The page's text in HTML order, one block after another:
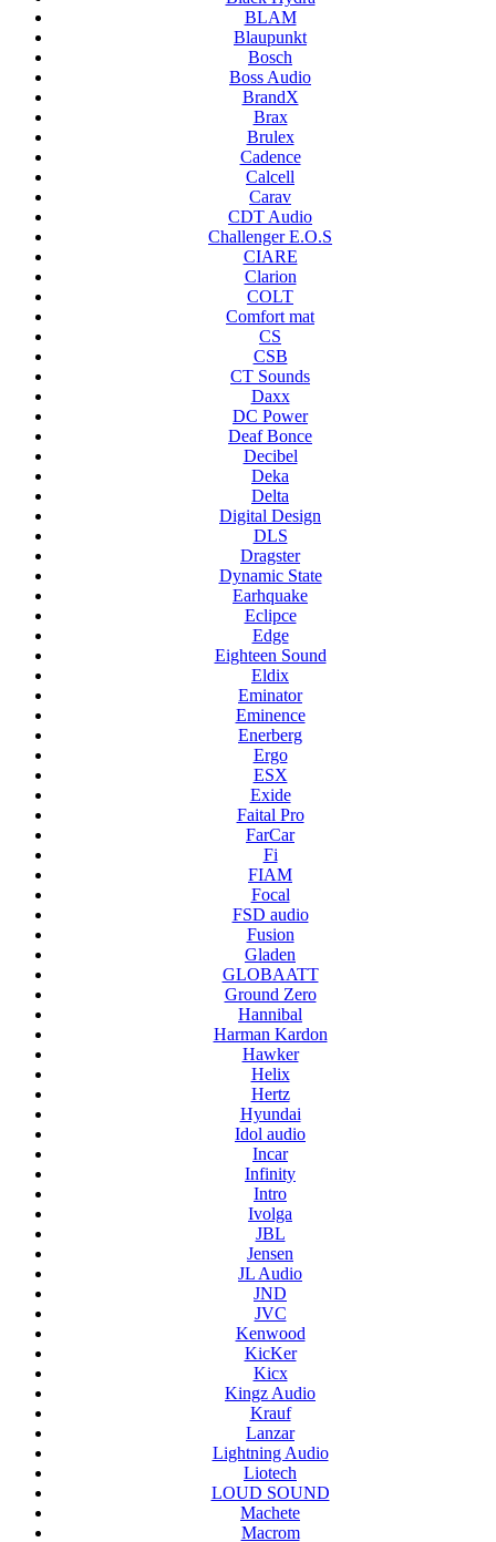
BLAM
Blaupunkt
Bosch
Boss Audio
BrandX
Brax
Brulex
Cadence
Calcell
Carav
CDT Audio
Challenger E.O.S
CIARE
Clarion
COLT
Comfort mat
CS
CSB
CT Sounds
Daxx
DC Power
Deaf Bonce
Decibel
Deka
Delta
Digital Design
DLS
Dragster
Dynamic State
Earhquake
Eclipce
Edge
Eighteen Sound
Eldix
Eminator
Eminence
Enerberg
Ergo
ESX
Exide
Faital Pro
FarCar
Fi
FIAM
Focal
FSD audio
Fusion
Gladen
GLOBAATT
Ground Zero
Hannibal
Harman Kardon
Hawker
Helix
Hertz
Hyundai
Idol audio
Incar
Infinity
Intro
Ivolga
JBL
Jensen
JL Audio
JND
JVC
Kenwood
KicKer
Kicx
Kingz Audio
Krauf
Lanzar
Lightning Audio
Liotech
LOUD SOUND
Machete
Macrom